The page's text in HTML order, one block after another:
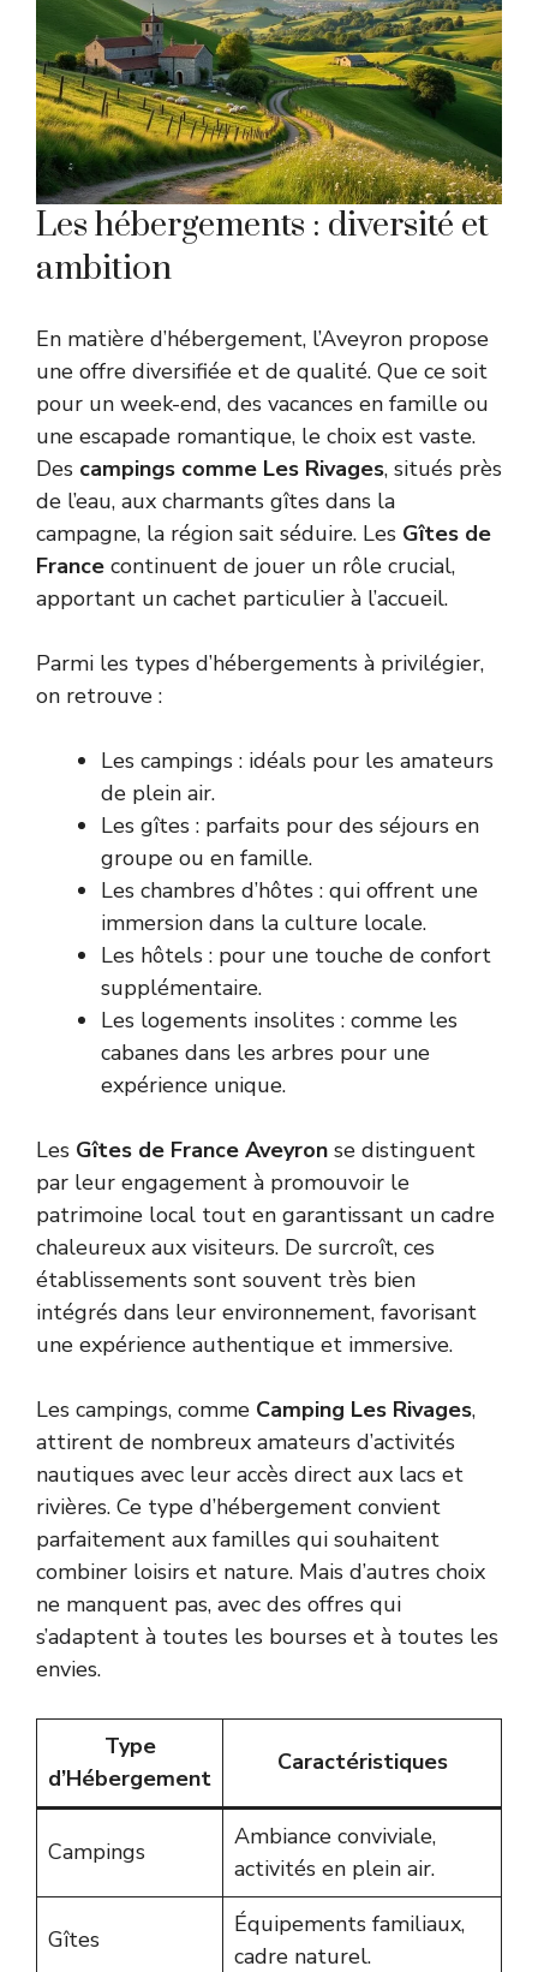
Les hébergements : diversité et
ambition
En matière d’hébergement, l’Aveyron propose
une offre diversifiée et de qualité. Que ce soit
pour un week-end, des vacances en famille ou
une escapade romantique, le choix est vaste.
Des campings comme Les Rivages, situés près
de l’eau, aux charmants gîtes dans la
campagne, la région sait séduire. Les Gîtes de
France continuent de jouer un rôle crucial,
apportant un cachet particulier à l’accueil.
Parmi les types d’hébergements à privilégier,
on retrouve :
Les campings : idéals pour les amateurs
de plein air.
Les gîtes : parfaits pour des séjours en
groupe ou en famille.
Les chambres d’hôtes : qui offrent une
immersion dans la culture locale.
Les hôtels : pour une touche de confort
supplémentaire.
Les logements insolites : comme les
cabanes dans les arbres pour une
expérience unique.
Les Gîtes de France Aveyron se distinguent
par leur engagement à promouvoir le
patrimoine local tout en garantissant un cadre
chaleureux aux visiteurs. De surcroît, ces
établissements sont souvent très bien
intégrés dans leur environnement, favorisant
une expérience authentique et immersive.
Les campings, comme Camping Les Rivages,
attirent de nombreux amateurs d’activités
nautiques avec leur accès direct aux lacs et
rivières. Ce type d’hébergement convient
parfaitement aux familles qui souhaitent
combiner loisirs et nature. Mais d’autres choix
ne manquent pas, avec des offres qui
s’adaptent à toutes les bourses et à toutes les
envies.
Type
d’Hébergement
Caractéristiques
Campings
Ambiance conviviale,
activités en plein air.
Gîtes
Équipements familiaux,
cadre naturel.